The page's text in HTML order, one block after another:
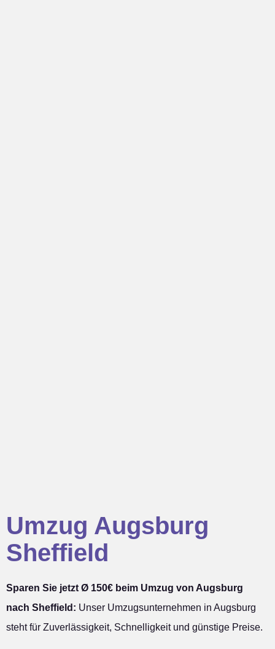
Umzug Augsburg
Sheffield
Sparen Sie jetzt Ø 150€ beim Umzug von Augsburg
nach Sheffield: Unser Umzugsunternehmen in Augsburg
steht für Zuverlässigkeit, Schnelligkeit und günstige Preise.